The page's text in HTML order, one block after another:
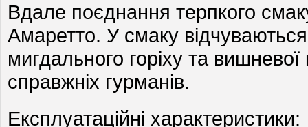
Вдале поєднання терпкого
Амаретто. У смаку
мигдального горіху та вишневої
справжніх гурманів.
Експлуатаційні характеристики: